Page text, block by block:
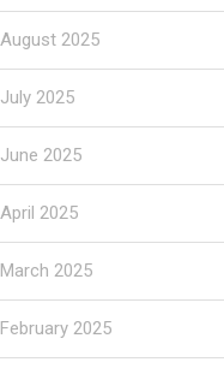
August 2025
July 2025
June 2025
April 2025
March 2025
February 2025